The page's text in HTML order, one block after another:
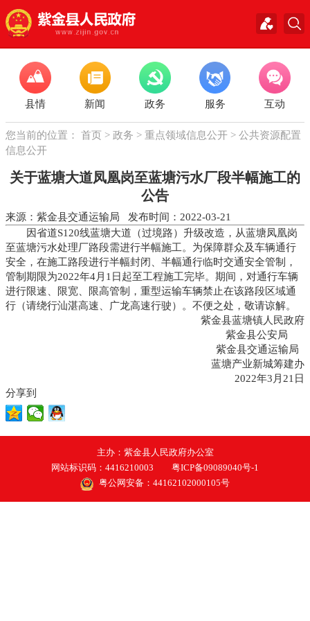
县情 新闻 政务 服务 互动
您当前的位置： 首页 > 政务 > 重点领域信息公开> 公共资源配置
信息公开
关于蓝塘大道凤凰岗至蓝塘污水厂段半幅施工的
公告
来源：紫金县交通运输局 发布时间：2022-03-21
因省道S120线蓝塘大道（过境路）升级改造，从蓝塘凤凰岗
至蓝塘污水处理厂路段需进行半幅施工。为保障群众及车辆通行
安全，在施工路段进行半幅封闭、半幅通行临时交通安全管制，
管制期限为2022年4月1日起至工程施工完毕。期间，对通行车辆
进行限速、限宽、限高管制，重型运输车辆禁止在该路段区域通
行（请绕行汕湛高速、广龙高速行驶）。不便之处，敬请谅解。
紫金县蓝塘镇人民政府
紫金县公安局
紫金县交通运输局
蓝塘产业新城筹建办
2022年3月21日
分享到
主办：紫金县人民政府办公室
网站标识码：4416210003
粤ICP备09089040号-1
粤公网安备：44162102000105号